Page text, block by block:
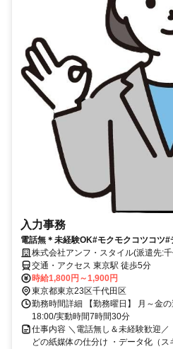
入力事務
電話無＊未経験OK#モクモクコツコツ
株式会社アンフ・スタイル(派遣先:
交通・アクセス 東京駅 徒歩5分
時給1,800円～1,900円
東京都東京23区千代田区
勤務時間詳細 【勤務曜日】 月～金
18:00/実動時間7時間30分
仕事内容 ＼電話無し＆未経験歓迎
どの紙媒体の仕分け ・データ化（ス